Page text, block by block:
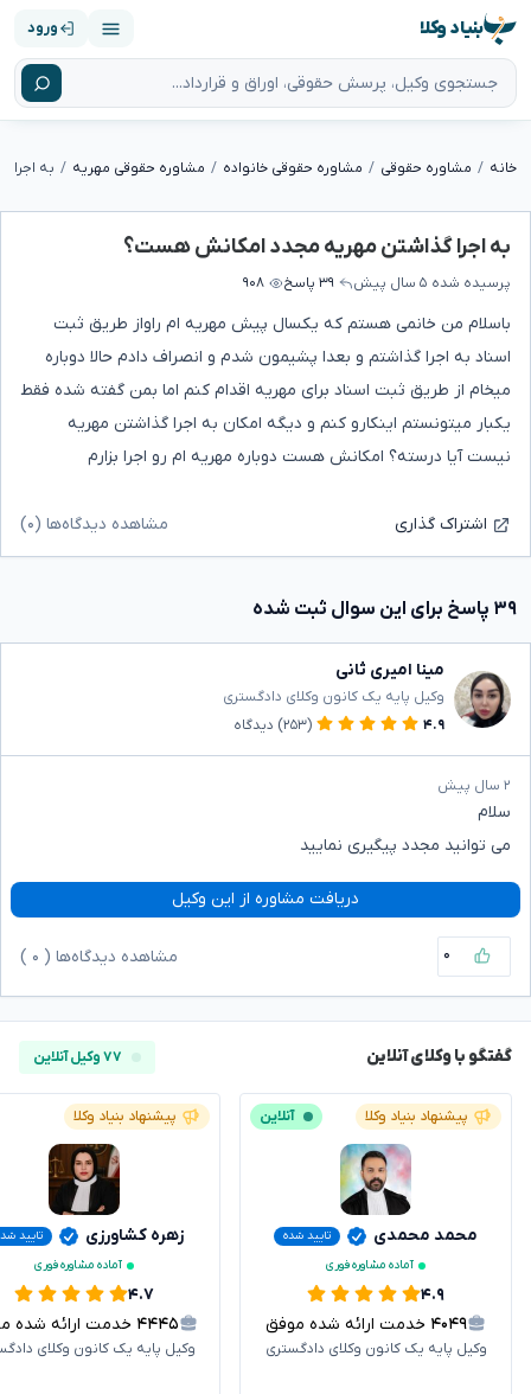
بنیاد وکلا ورود
خانه مشاوره حقوقی مشاوره حقوقی خانواده مشاوره حقوقی مهریه به
به اجرا گذاشتن مهریه مجدد امکانش هست؟
پرسیده شده ۵ سال پیش ۳۹ پاسخ ۹۰۸
باسلام من خانمی هستم که یکسال پیش مهریه ام راواز طریق ثبت
اسناد به اجرا گذاشتم و بعدا پشیمون شدم و انصراف دادم حالا دوباره
میخام از طریق ثبت اسناد برای مهریه اقدام کنم اما بمن گفته شده فقط
یکبار میتونستم اینکارو کنم و دیگه امکان به اجرا گذاشتن مهریه
نیست آیا درسته؟ امکانش هست دوباره مهریه ام رو اجرا بزارم
اشتراک گذاری مشاهده دیدگاه‌ها (۰)
۳۹ پاسخ برای این سوال ثبت شده
مینا امیری ثانی
وکیل پایه یک کانون وکلای دادگستری
۴.۹
(۲۵۳) دیدگاه
۲ سال پیش
سلام
می توانید مجدد پیگیری نمایید
دریافت مشاوره از این وکیل
۰ مشاهده دیدگاه‌ها ( ۰
گفتگو با وکلای آنلاین ۷۷ وکیل آنلاین
پیشنهاد بنیاد وکلا آنلاین
محمد محمدی
تایید شده
آماده مشاوره فوری
۴.۹
۴۰۴۹ خدمت ارائه شده موفق
وکیل پایه یک کانون وکلای دادگستری
پیشنهاد بنیاد وکلا
زهره کشاورزی
تایید
آماده مشاوره فوری
۴.۷
۴۴۴۵ خدمت ارائه شده موفق
وکیل پایه یک کانون وکلای